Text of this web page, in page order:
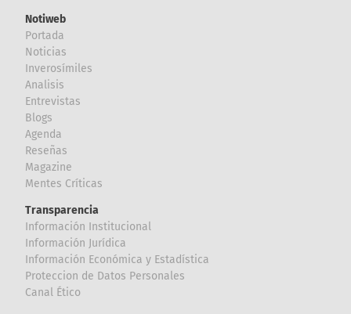
Notiweb
Portada
Noticias
Inverosímiles
Analisis
Entrevistas
Blogs
Agenda
Reseñas
Magazine
Mentes Críticas
Transparencia
Información Institucional
Información Jurídica
Información Económica y Estadística
Proteccion de Datos Personales
Canal Ético